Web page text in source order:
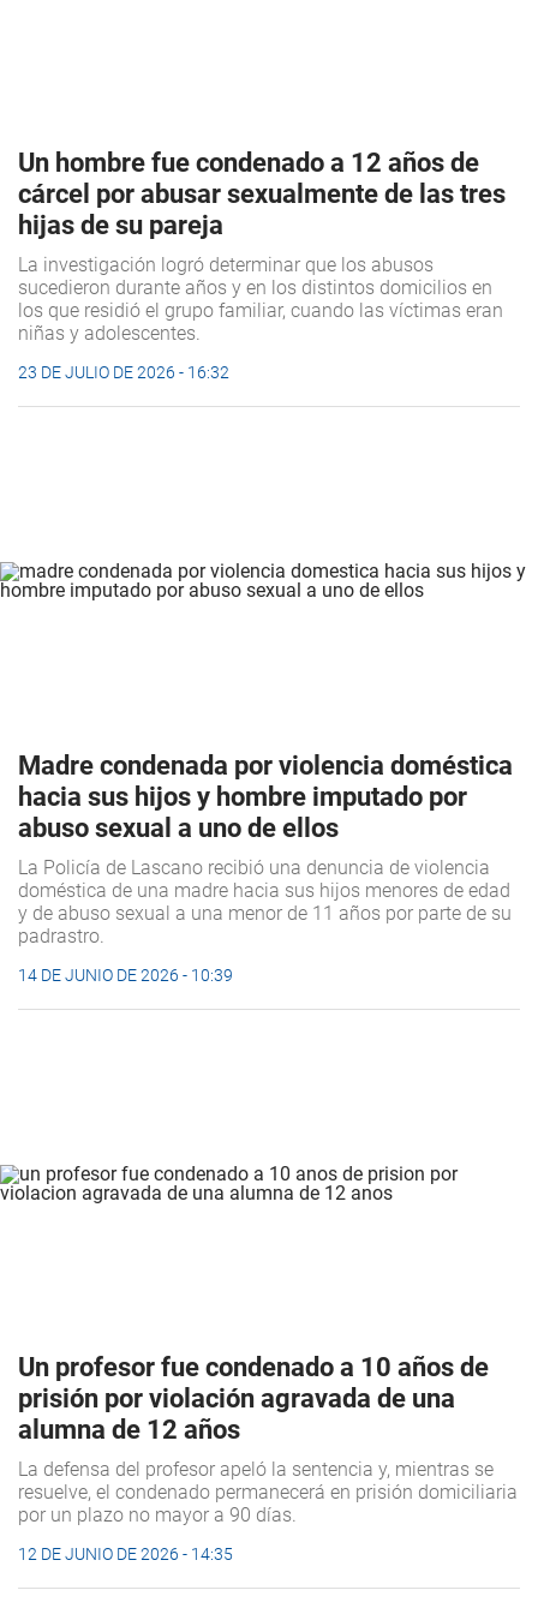
Un hombre fue condenado a 12 años de
cárcel por abusar sexualmente de las tres
hijas de su pareja
La investigación logró determinar que los abusos
sucedieron durante años y en los distintos domicilios en
los que residió el grupo familiar, cuando las víctimas eran
niñas y adolescentes.
23 DE JULIO DE 2026 - 16:32
Madre condenada por violencia doméstica
hacia sus hijos y hombre imputado por
abuso sexual a uno de ellos
La Policía de Lascano recibió una denuncia de violencia
doméstica de una madre hacia sus hijos menores de edad
y de abuso sexual a una menor de 11 años por parte de su
padrastro.
14 DE JUNIO DE 2026 - 10:39
Un profesor fue condenado a 10 años de
prisión por violación agravada de una
alumna de 12 años
La defensa del profesor apeló la sentencia y, mientras se
resuelve, el condenado permanecerá en prisión domiciliaria
por un plazo no mayor a 90 días.
12 DE JUNIO DE 2026 - 14:35